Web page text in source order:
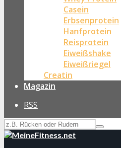
Casein
Erbsenprotein
Hanfprotein
Reisprotein
Eiweißshake
Eiweißriegel
Creatin
Magazin
RSS